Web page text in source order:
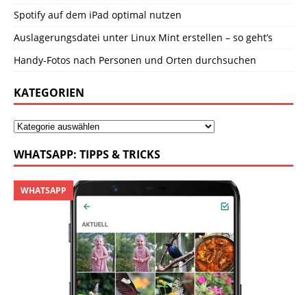
Spotify auf dem iPad optimal nutzen
Auslagerungsdatei unter Linux Mint erstellen – so geht’s
Handy-Fotos nach Personen und Orten durchsuchen
KATEGORIEN
WHATSAPP: TIPPS & TRICKS
WHATSAPP